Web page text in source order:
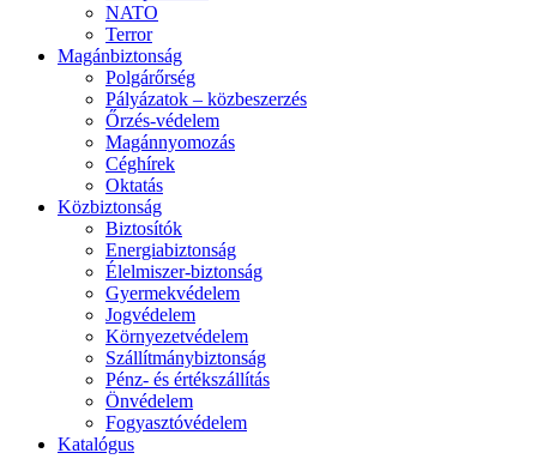
NATO
Terror
Magánbiztonság
Polgárőrség
Pályázatok – közbeszerzés
Őrzés-védelem
Magánnyomozás
Céghírek
Oktatás
Közbiztonság
Biztosítók
Energiabiztonság
Élelmiszer-biztonság
Gyermekvédelem
Jogvédelem
Környezetvédelem
Szállítmánybiztonság
Pénz- és értékszállítás
Önvédelem
Fogyasztóvédelem
Katalógus